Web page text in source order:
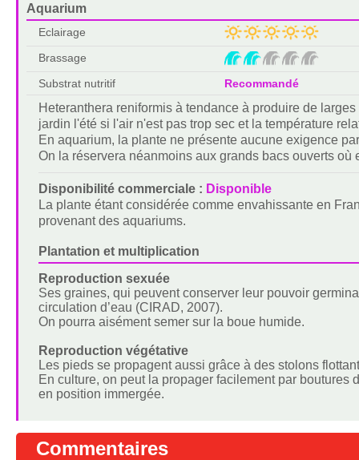
Aquarium
Eclairage
Brassage
Substrat nutritif
Recommandé
Heteranthera reniformis à tendance à produire de
jardin l'été si l'air n'est pas trop sec et la température
En aquarium, la plante ne présente aucune exigence
On la réservera néanmoins aux grands bacs ouverts où
Disponibilité commerciale : Disponible
La plante étant considérée comme envahissante en
provenant des aquariums.
Plantation et multiplication
Reproduction sexuée
Ses graines, qui peuvent conserver leur pouvoir
circulation d’eau (CIRAD, 2007).
On pourra aisément semer sur la boue humide.
Reproduction végétative
Les pieds se propagent aussi grâce à des stolons
En culture, on peut la propager facilement par
en position immergée.
Commentaires